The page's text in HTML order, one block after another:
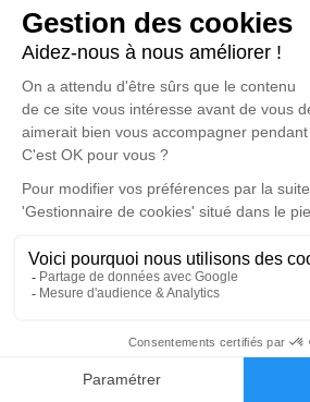
Faire-part
anecdote ou exprimer vos pensées à
poèmes ou des textes. Cet endroit
d'expression dédié à honorer la
GAUBERT.
Un service de plantation d’arbre
disponible ici.
Crémation
Crématorium de Provence
de Provence d'Aix-en-